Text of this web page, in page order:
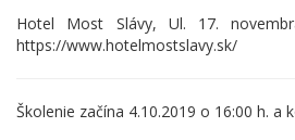
Hotel Most Slávy, Ul. 17.
https://www.hotelmostslavy.sk/
Školenie začína 4.10.2019 o 16:00 h. a